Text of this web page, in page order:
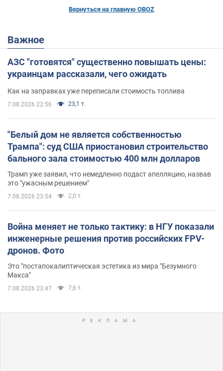
Вернуться на главную OBOZ
Важное
АЗС "готовятся" существенно повышать цены:
украинцам рассказали, чего ожидать
Как на заправках уже переписали стоимость топлива
7.08.2026 22:56 23,1 т.
"Белый дом не является собственностью
Трампа": суд США приостановил строительство
бального зала стоимостью 400 млн долларов
Трамп уже заявил, что немедленно подаст апелляцию, назвав
это "ужасным решением"
7.08.2026 23:54 2,0 т.
Война меняет не только тактику: в НГУ показали
инженерные решения против российских FPV-
дронов. Фото
Это "постапокалиптическая эстетика из мира "Безумного
Макса"
7.08.2026 23:47 7,6 т.